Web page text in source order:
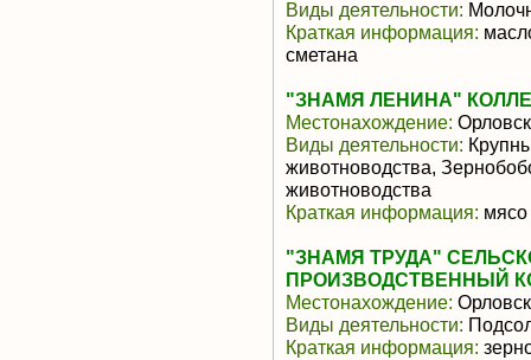
Виды деятельности:
Краткая информация:
сметана
"ЗНАМЯ ЛЕНИНА"
Местонахождение:
Виды деятельности:
животноводства,
животноводства
Краткая информация: мясо
"ЗНАМЯ ТРУДА"
ПРОИЗВОДСТВЕННЫЙ
Местонахождение:
Виды деятельности:
Краткая информация: